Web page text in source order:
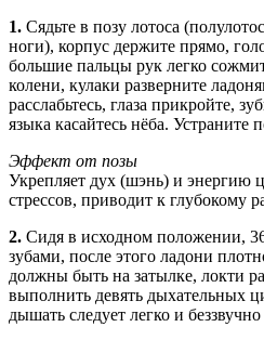
1. Сядьте в позу лотоса
ноги), корпус держите прямо,
большие пальцы рук легко
колени, кулаки разверните
расслабьтесь, глаза прикройте,
языка касайтесь нёба.
Эффект от позы
Укрепляет дух (шэнь) и энергию
стрессов, приводит к глубокому
2. Сидя в исходном положении, 36
зубами, после этого ладони
должны быть на затылке, локти
выполнить девять дыхательных
дышать следует легко и